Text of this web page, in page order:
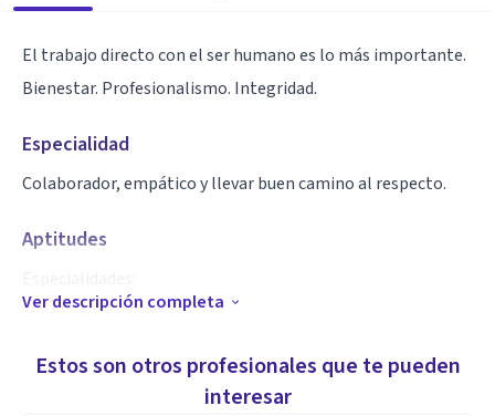
El trabajo directo con el ser humano es lo más importante.
Bienestar. Profesionalismo. Integridad.
Especialidad
Colaborador, empático y llevar buen camino al respecto.
Aptitudes
Terapia individual y de pareja.
Orientación vocacional y laboral.
Ver descripción completa
Estos son otros profesionales que te pueden
interesar